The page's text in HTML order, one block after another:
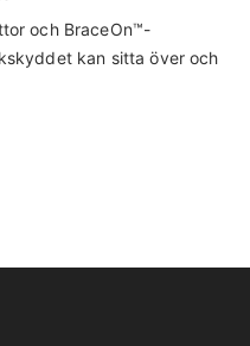
och BraceOn™-
kan sitta över och